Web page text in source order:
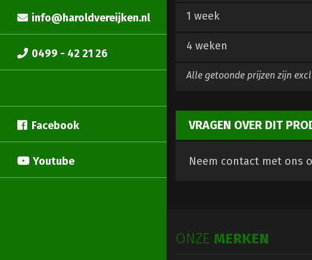
info@haroldvereijken.nl
0499 - 42 21 26
Facebook
Youtube
1 week
4 weken
Alle getoonde prijzen zijn excl
VRAGEN OVER DIT
Neem contact met ons
ONZE MERKEN